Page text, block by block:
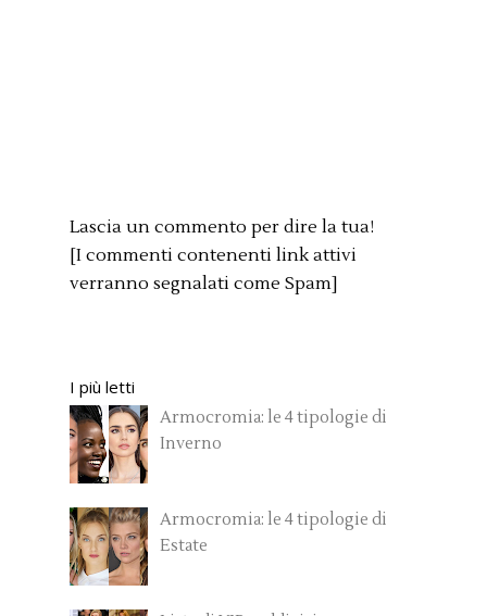
Lascia un commento per dire la tua!
[I commenti contenenti link attivi
verranno segnalati come Spam]
I più letti
Armocromia: le 4 tipologie di
Inverno
Armocromia: le 4 tipologie di
Estate